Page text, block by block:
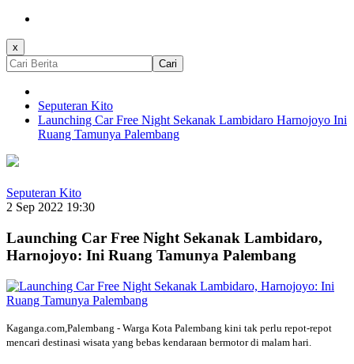
x
Cari
Seputeran Kito
Launching Car Free Night Sekanak Lambidaro Harnojoyo Ini
Ruang Tamunya Palembang
Seputeran Kito
2 Sep 2022 19:30
Launching Car Free Night Sekanak Lambidaro,
Harnojoyo: Ini Ruang Tamunya Palembang
Kaganga.com,Palembang - Warga Kota Palembang kini tak perlu repot-repot
mencari destinasi wisata yang bebas kendaraan bermotor di malam hari.